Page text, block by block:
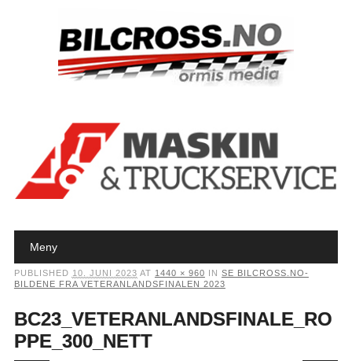
Main menu
Meny
PUBLISHED 10. JUNI 2023 AT 1440 × 960 IN SE BILCROSS.NO-
BILDENE FRA VETERANLANDSFINALEN 2023
BC23_VETERANLANDSFINALE_RO
PPE_300_NETT